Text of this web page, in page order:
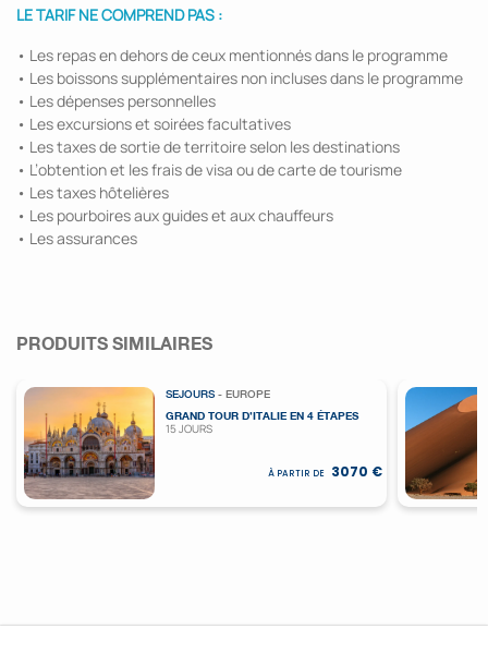
LE TARIF NE COMPREND PAS :
• Les repas en dehors de ceux mentionnés dans le programme
• Les boissons supplémentaires non incluses dans le programme
• Les dépenses personnelles
• Les excursions et soirées facultatives
• Les taxes de sortie de territoire selon les destinations
• L’obtention et les frais de visa ou de carte de tourisme
• Les taxes hôtelières
• Les pourboires aux guides et aux chauffeurs
• Les assurances
PRODUITS SIMILAIRES
SEJOURS - EUROPE
GRAND TOUR D’ITALIE EN 4 ÉTAPES
15 JOURS
À PARTIR DE 3070 €